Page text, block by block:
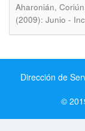
Aharonián, Coriún
(2009): Junio -
Dirección de
©